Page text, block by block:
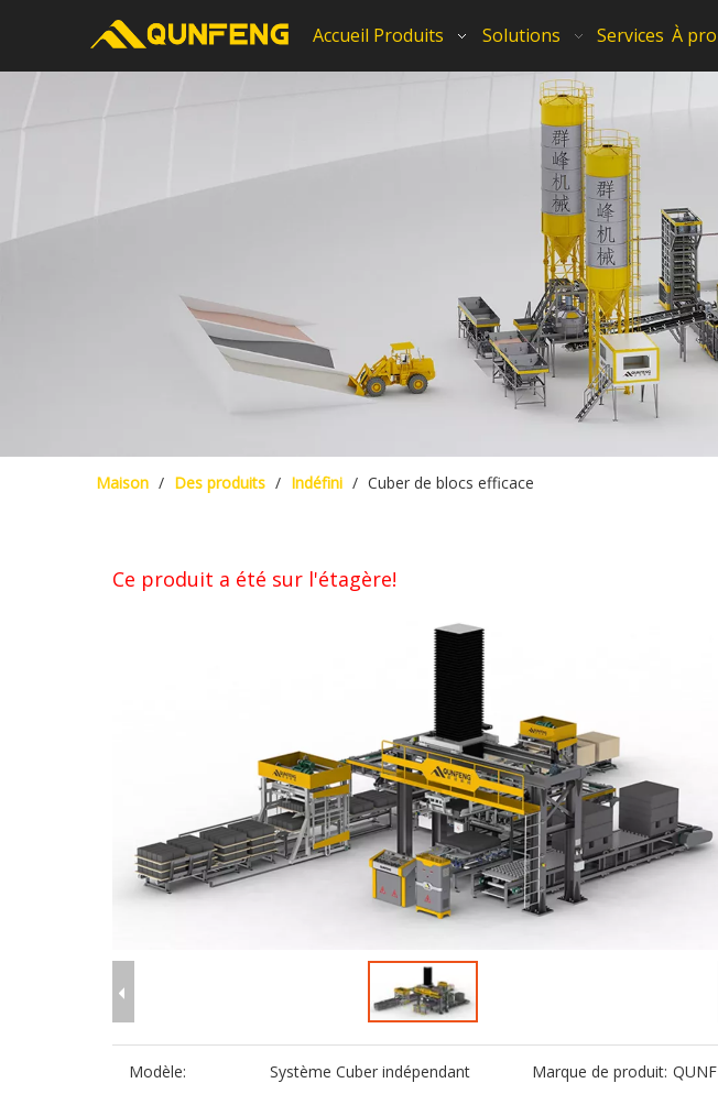
Accueil Produits Solutions Services À
Maison / Des produits / Indéfini / Cuber de blocs efficace
Ce produit a été sur l'étagère!
Modèle: Système Cuber indépendant Marque de produit: